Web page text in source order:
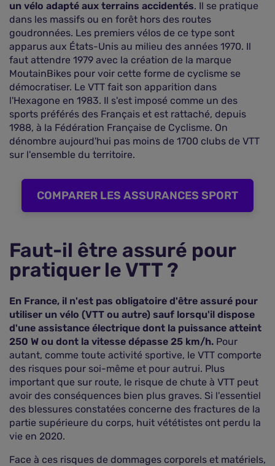
un vélo adapté aux terrains accidentés. Il se pratique
dans les massifs ou en forêt hors des routes
goudronnées. Les premiers vélos de ce type sont
apparus aux États-Unis au milieu des années 1970. Il
faut attendre 1979 avec la création de la marque
MoutainBikes pour voir cette forme de cyclisme se
démocratiser. Le VTT fait son apparition dans
l'Hexagone en 1983. Il s'est imposé comme un des
sports préférés des Français et est rattaché, depuis
1988, à la Fédération Française de Cyclisme. On
dénombre aujourd'hui pas moins de 1700 clubs de VTT
sur l'ensemble du territoire.
COMPARER LES ASSURANCES SPORT
Faut-il être assuré pour
pratiquer le VTT ?
En France, il n'est pas obligatoire d'être assuré pour
utiliser un vélo (VTT ou autre) sauf lorsqu'il dispose
d'une assistance électrique dont la puissance atteint
250 W ou dont la vitesse dépasse 25 km/h. Pour
autant, comme toute activité sportive, le VTT comporte
des risques pour soi-même et pour autrui. Plus
important que sur route, le risque de chute à VTT peut
avoir des conséquences bien plus graves. Si l'essentiel
des blessures constatées concerne des fractures de la
partie supérieure du corps, huit vététistes ont perdu la
vie en 2020.
Face à ces risques de dommages corporels et matériels,